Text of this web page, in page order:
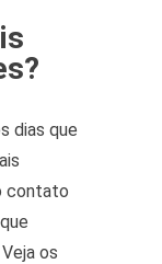
dias que
contato
os